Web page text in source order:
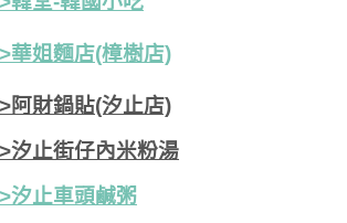
華姐麵店(樟樹店)
阿財鍋貼(汐止店)
汐止街仔內米粉湯
汐止車頭鹹粥